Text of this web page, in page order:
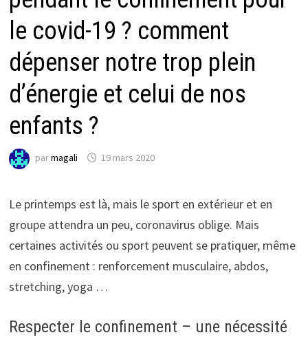
le covid-19 ? comment
dépenser notre trop plein
d’énergie et celui de nos
enfants ?
parmagali 19 mars 2020
Le printemps est là, mais le sport en extérieur et en
groupe attendra un peu, coronavirus oblige. Mais
certaines activités ou sport peuvent se pratiquer, même
en confinement : renforcement musculaire, abdos,
stretching, yoga …
Respecter le confinement – une nécessité